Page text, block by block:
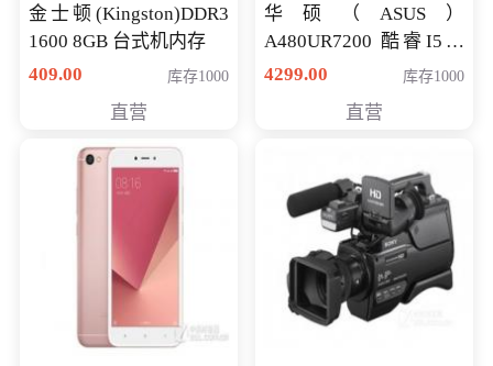
金士顿(Kingston)DDR3
1600 8GB 台式机内存
409.00
库存1000
直营
华硕（ASUS）
A480UR7200 酷睿I5超
薄学生办公游戏独显笔
NV930-2G独
4299.00 库存1000
直营